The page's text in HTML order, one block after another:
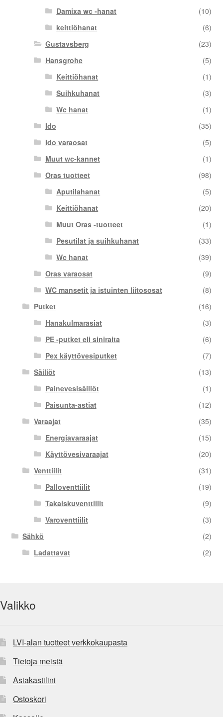
Damixa wc -hanat
(10)
keittiöhanat
(6)
Gustavsberg
(23)
Hansgrohe
(5)
Keittiöhanat
(1)
Suihkuhanat
(3)
Wc hanat
(1)
Ido
(35)
Ido varaosat
(5)
Muut wc-kannet
(1)
Oras tuotteet
(98)
Aputilahanat
(5)
Keittiöhanat
(20)
Muut Oras -tuotteet
(1)
Pesutilat ja suihkuhanat
(33)
Wc hanat
(39)
Oras varaosat
(9)
WC mansetit ja istuinten liitososat
(8)
Putket
(16)
Hanakulmarasiat
(3)
PE -putket eli siniraita
(6)
Pex käyttövesiputket
(7)
Säiliöt
(13)
Painevesisäiliöt
(1)
Paisunta-astiat
(12)
Varaajat
(35)
Energiavaraajat
(15)
Käyttövesivaraajat
(20)
Venttiilit
(31)
Palloventtiilit
(19)
Takaiskuventtiilit
(9)
Varoventtiilit
(3)
Sähkö
(2)
Ladattavat
(2)
Valikko
LVI-alan tuotteet verkkokaupasta
Tietoja meistä
Asiakastilini
Ostoskori